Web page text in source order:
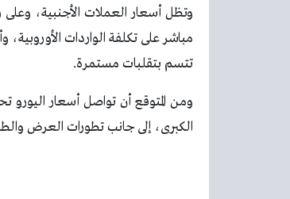
وتظل أسعار العملات الأجنبية، وعلى
مباشر على تكلفة الواردات
تتسم بتقلبات مستمرة.
ومن المتوقع أن تواصل أسعار اليورو
الكبرى، إلى جانب تطورات العرض